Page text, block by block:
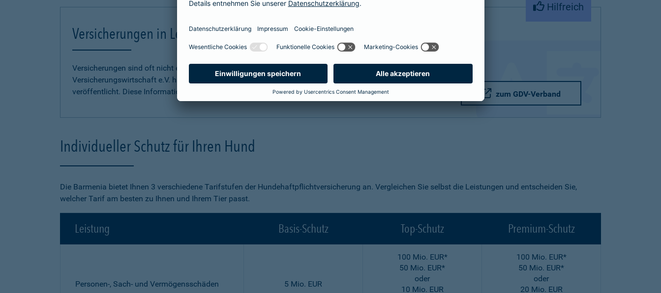
Hilfreich
Versicherungen in Leichter Sprache erklärt
Versicherungen sind oft nicht einfach zu verstehen. Der Gesamtverband der Deutschen
Versicherungswirtschaft e.V. hat
Informationen in Leichter Sprache zu diversen Versicherungen
veröffentlicht. Diese Informationen finden Sie hier.
zum GDV-Verband
Individueller Schutz für Ihren Hund
Die Barmenia bietet Ihnen 3 verschiedene Tarifstufen der Hundehaftpflichtversicherung an. Vergleichen Sie selbst die Leistungen und entscheiden Sie,
welcher Tarif am besten zu Ihnen und Ihrem Tier passt.
Leistung Basis-Schutz Top-Schutz Premium-Schutz
Personen-, Sach- und Vermögensschäden 5 Mio. EUR
100 Mio. EUR*
50 Mio. EUR*
oder
10 Mio. EUR
100 Mio. EUR*
50 Mio. EUR*
oder
20 Mio. EUR